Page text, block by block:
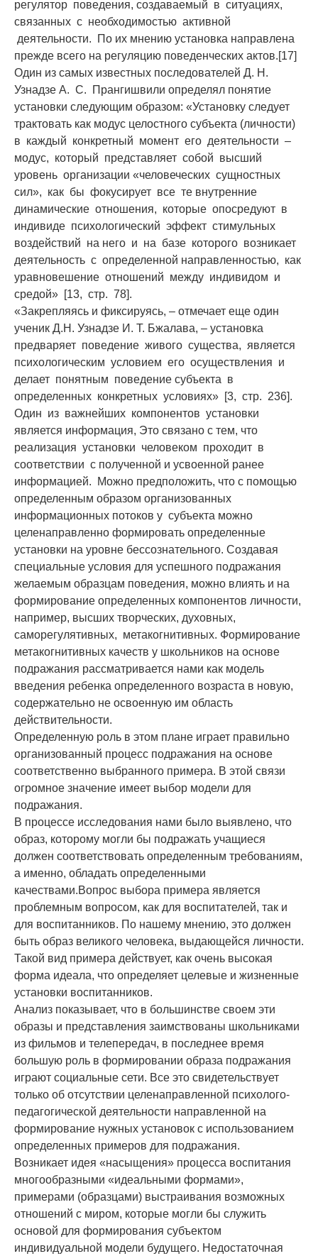
регулятор поведения, создаваемый в ситуациях,
связанных с необходимостью активной
деятельности. По их мнению установка направлена
прежде всего на регуляцию поведенческих актов.[17]
Один из самых известных последователей Д. Н.
Узнадзе А. С. Прангишвили определял понятие
установки следующим образом: «Установку следует
трактовать как модус целостного субъекта (личности)
в каждый конкретный момент его деятельности –
модус, который представляет собой высший
уровень организации «человеческих сущностных
сил», как бы фокусирует все те внутренние
динамические отношения, которые опосредуют в
индивиде психологический эффект стимульных
воздействий на него и на базе которого возникает
деятельность с определенной направленностью, как
уравновешение отношений между индивидом и
средой» [13, стр. 78].
«Закрепляясь и фиксируясь, – отмечает еще один
ученик Д.Н. Узнадзе И. Т. Бжалава, – установка
предваряет поведение живого существа, является
психологическим условием его осуществления и
делает понятным поведение субъекта в
определенных конкретных условиях» [3, стр. 236].
Один из важнейших компонентов установки
является информация, Это связано с тем, что
реализация установки человеком проходит в
соответствии с полученной и усвоенной ранее
информацией. Можно предположить, что с помощью
определенным образом организованных
информационных потоков у субъекта можно
целенаправленно формировать определенные
установки на уровне бессознательного. Создавая
специальные условия для успешного подражания
желаемым образцам поведения, можно влиять и на
формирование определенных компонентов личности,
например, высших творческих, духовных,
саморегулятивных, метакогнитивных. Формирование
метакогнитивных качеств у школьников на основе
подражания рассматривается нами как модель
введения ребенка определенного возраста в новую,
содержательно не освоенную им область
действительности.
Определенную роль в этом плане играет правильно
организованный процесс подражания на основе
соответственно выбранного примера. В этой связи
огромное значение имеет выбор модели для
подражания.
В процессе исследования нами было выявлено, что
образ, которому могли бы подражать учащиеся
должен соответствовать определенным требованиям,
а именно, обладать определенными
качествами.Вопрос выбора примера является
проблемным вопросом, как для воспитателей, так и
для воспитанников. По нашему мнению, это должен
быть образ великого человека, выдающейся личности.
Такой вид примера действует, как очень высокая
форма идеала, что определяет целевые и жизненные
установки воспитанников.
Анализ показывает, что в большинстве своем эти
образы и представления заимствованы школьниками
из фильмов и телепередач, в последнее время
большую роль в формировании образа подражания
играют социальные сети. Все это свидетельствует
только об отсутствии целенаправленной психолого-
педагогической деятельности направленной на
формирование нужных установок с использованием
определенных примеров для подражания.
Возникает идея «насыщения» процесса воспитания
многообразными «идеальными формами»,
примерами (образцами) выстраивания возможных
отношений с миром, которые могли бы служить
основой для формирования субъектом
индивидуальной модели будущего. Недостаточная